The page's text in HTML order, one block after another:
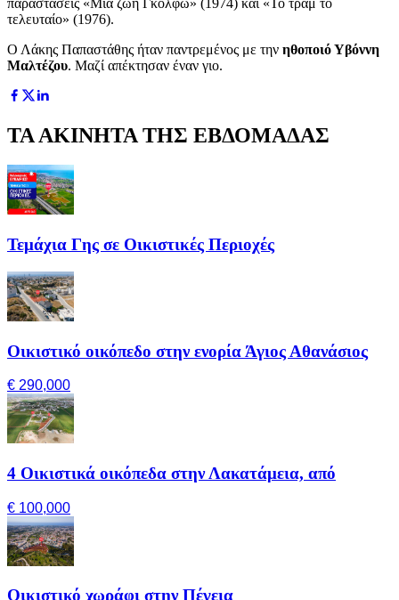
τελευταίο» (1976).
Ο Λάκης Παπαστάθης ήταν παντρεμένος με την ηθοποιό Υβόννη
Μαλτέζου. Μαζί απέκτησαν έναν γιο.
ΤΑ ΑΚΙΝΗΤΑ ΤΗΣ ΕΒΔΟΜΑΔΑΣ
Τεμάχια Γης σε Οικιστικές Περιοχές
Οικιστικό οικόπεδο στην ενορία Άγιος Αθανάσιος
€ 290,000
4 Οικιστικά οικόπεδα στην Λακατάμεια, από
€ 100,000
Οικιστικό χωράφι στην Πέγεια